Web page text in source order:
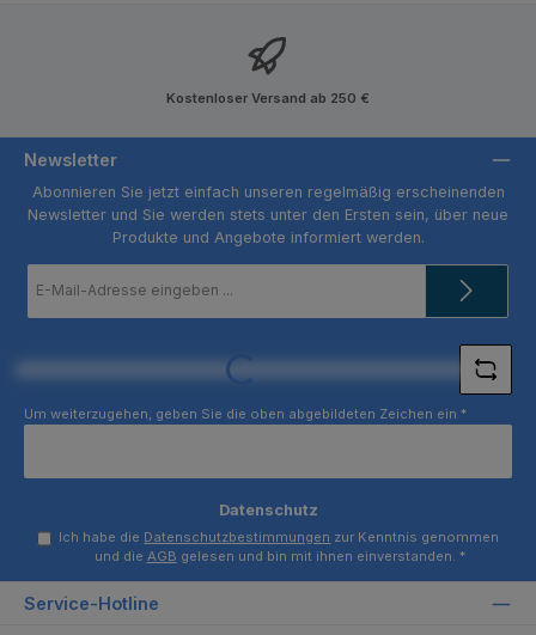
Kostenloser Versand ab 250 €
Newsletter
Abonnieren Sie jetzt einfach unseren regelmäßig erscheinenden
Newsletter und Sie werden stets unter den Ersten sein, über neue
Produkte und Angebote informiert werden.
Mail-
Loading...
Um weiterzugehen, geben Sie die oben abgebildeten Zeichen ein *
Datenschutz
Ich habe die Datenschutzbestimmungen zur Kenntnis genommen
und die AGB gelesen und bin mit ihnen einverstanden. *
Service-Hotline